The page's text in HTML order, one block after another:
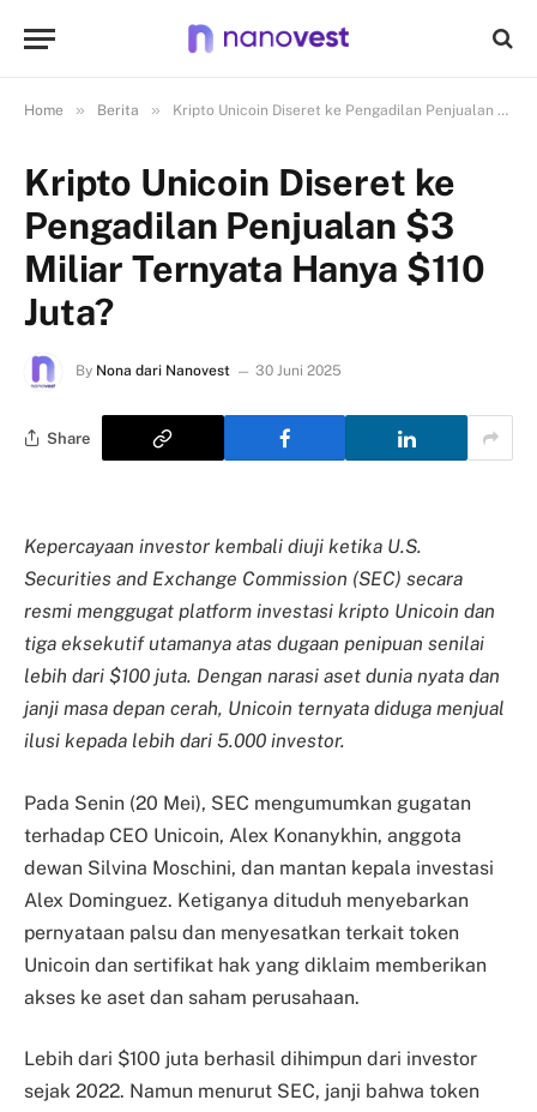
Home » Berita » Kripto Unicoin Diseret ke Pengadilan Penjualan $3 Miliar Ternyata Hanya $110 Juta?
Kripto Unicoin Diseret ke
Pengadilan Penjualan $3
Miliar Ternyata Hanya $110
Juta?
By Nona dari Nanovest 30 Juni 2025
Share
Kepercayaan investor kembali diuji ketika U.S.
Securities and Exchange Commission (SEC) secara
resmi menggugat platform investasi kripto Unicoin dan
tiga eksekutif utamanya atas dugaan penipuan senilai
lebih dari $100 juta. Dengan narasi aset dunia nyata dan
janji masa depan cerah, Unicoin ternyata diduga menjual
ilusi kepada lebih dari 5.000 investor.
Pada Senin (20 Mei), SEC mengumumkan gugatan
terhadap CEO Unicoin, Alex Konanykhin, anggota
dewan Silvina Moschini, dan mantan kepala investasi
Alex Dominguez. Ketiganya dituduh menyebarkan
pernyataan palsu dan menyesatkan terkait token
Unicoin dan sertifikat hak yang diklaim memberikan
akses ke aset dan saham perusahaan.
Lebih dari $100 juta berhasil dihimpun dari investor
sejak 2022. Namun menurut SEC, janji bahwa token